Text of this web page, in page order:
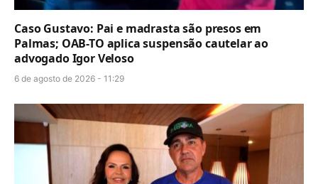
Caso Gustavo: Pai e madrasta são presos em
Palmas; OAB-TO aplica suspensão cautelar ao
advogado Igor Veloso
6 de agosto de 2026 - 11:29